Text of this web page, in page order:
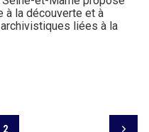
à la découverte et à
liées à la
2